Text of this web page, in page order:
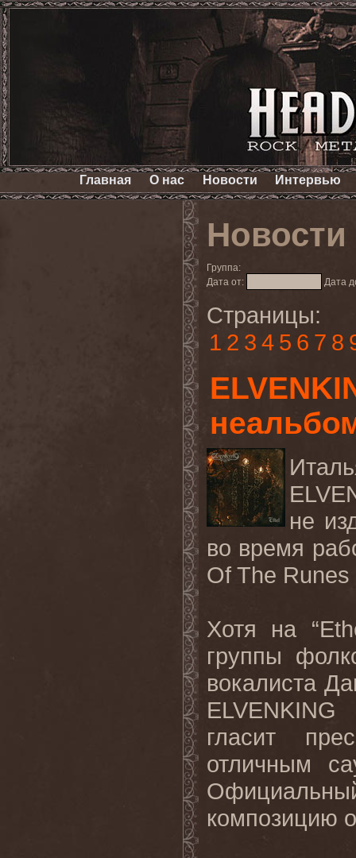
Главная О нас Новости Интервью
Новости
Группа:
Дата от:
Дата
Страницы:
1 2 3 4 5 6 7 8
не
во время
Of The
Хотя на
группы
вокалиста
гласит
отличным
композицию